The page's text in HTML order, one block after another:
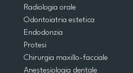
Radiologia orale
Odontoiatria estetica
Endodonzia
Protesi
Chirurgia maxillo-facciale
Anestesiologia dentale